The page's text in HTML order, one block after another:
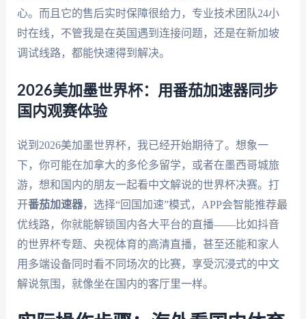
心。而且它的售后实时保障很给力，专业技术团队24小
时在线，不管我是在英国遇到连接问题，还是在新加坡
调试线路，都能快速得到解决。
2026美加墨世界杯：用番茄加速器同步
国内观赛体验
说到2026美加墨世界杯，我已经开始期待了。想象一
下，你可能在加拿大的多伦多留学，或者在墨西哥城旅
游，想和国内的朋友一起看中文解说的世界杯决赛。打
开番茄加速器，选择“回国加速”模式，APP会智能推荐最
优线路，你就能解锁国内各大平台的直播——比如抖音
的世界杯专题、央视体育的高清直播，甚至还能和家人
用多端设备同时看不同场次的比赛，享受沉浸式的中文
解说氛围，就像坐在国内的客厅里一样。